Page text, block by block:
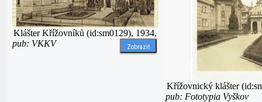
Klášter Křížovníků (id:sm0129), 1934,
pub: VKKV
Zobrazit
Křížovnický klášter
pub: Fototypia Vyškov